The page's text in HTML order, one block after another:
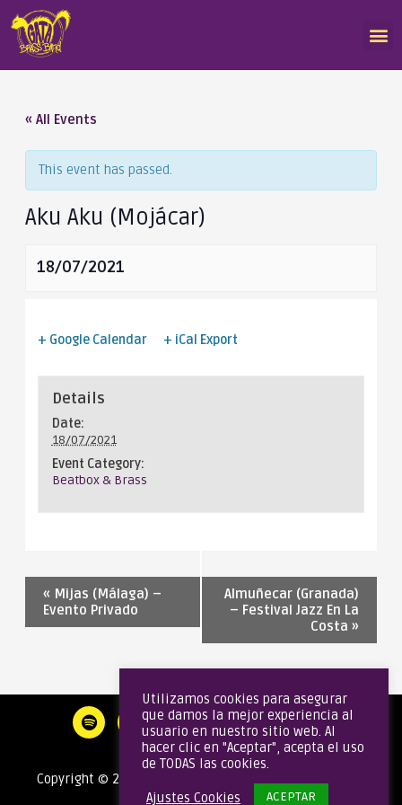
« All Events
This event has passed.
Aku Aku (Mojácar)
18/07/2021
+ Google Calendar + iCal Export
Details
Date:
18/07/2021
Event Category:
Beatbox & Brass
« Mijas (Málaga) –
Evento Privado
Almuñecar (Granada)
– Festival Jazz En La
Costa»
Copyright © 2020 Gata Brass Band | Todos los derechos
Utilizamos cookies para asegurar
que damos la mejor experiencia al
usuario en nuestro sitio web. Al
hacer clic en "Aceptar", acepta el uso
de TODAS las cookies.
Ajustes Cookies ACEPTAR